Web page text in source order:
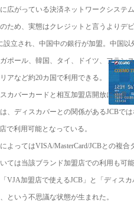
広がっている決済ネットワークシステム
のため、実態はクレジットと言うよりデビ
設立され、中国中の銀行が加盟。中国以
ポール、韓国、タイ、ドイツ、フラン
アなど約20カ国で利用できる。
カバーカードと相互加盟店開放に合意。
、ディスカバーとの関係があるJCBでは
で利用可能となっている。
よってはVISA/MasterCard/JCBとの複合
ては当該ブランド加盟店での利用も可能
VJA加盟店で使えるJCB」と「ディスカ
という不思議な状態が生まれた。